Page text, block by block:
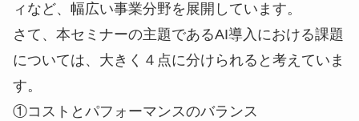
ィなど、幅広い事業分野を展開しています。
さて、本セミナーの主題であるAI導入における課題
については、大きく４点に分けられると考えていま
す。
①コストとパフォーマンスのバランス